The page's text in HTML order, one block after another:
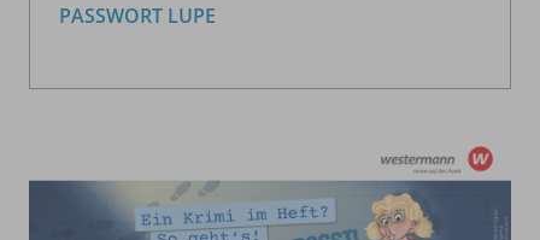
PASSWORT LUPE